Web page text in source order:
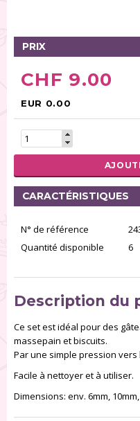
Rouleaux (18)
Emporte-pièces (167)
Bordures à gâteaux (35)
Outils pour pâte à
Presses à textures (26)
PRIX
CHF 9.00
EUR 0.00
CARACTÉRISTIQUES
N° de référence
Quantité disponible
6
Description du
Ce set est idéal pour des
massepain et biscuits.
Par une simple pression
Facile à nettoyer et à utiliser.
Dimensions: env. 6mm,